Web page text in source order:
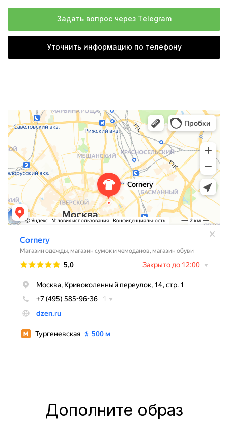
Задать вопрос через Telegram
Уточнить информацию по телефону
Дополните образ